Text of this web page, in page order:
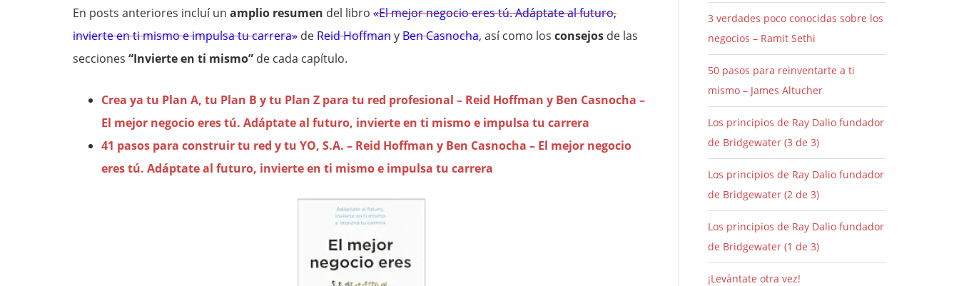
En posts anteriores incluí un amplio resumen del libro «El mejor negocio eres tú. Adáptate al futuro,
invierte en ti mismo e impulsa tu carrera» deReid HoffmanyBen Casnocha, así como los consejos de las
secciones “Invierte en ti mismo” de cada capítulo.
Crea ya tu Plan A, tu Plan B y tu Plan Z para tu red profesional – Reid Hoffman y Ben Casnocha –
El mejor negocio eres tú. Adáptate al futuro, invierte en ti mismo e impulsa tu carrera
41 pasos para construir tu red y tu YO, S.A. – Reid Hoffman y Ben Casnocha – El mejor negocio
eres tú. Adáptate al futuro, invierte en ti mismo e impulsa tu carrera
3 verdades poco conocidas sobre los
negocios – Ramit Sethi
50 pasos para reinventarte a ti
mismo – James Altucher
Los principios de Ray Dalio fundador
de Bridgewater (3 de 3)
Los principios de Ray Dalio fundador
de Bridgewater (2 de 3)
Los principios de Ray Dalio fundador
de Bridgewater (1 de 3)
¡Levántate otra vez!